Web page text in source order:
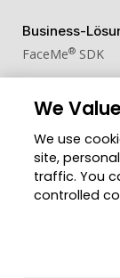
Business-
FaceMe® SDK
Community
Mitgliederbereich
Blog
We
We use
site,
traffic. You
controlled